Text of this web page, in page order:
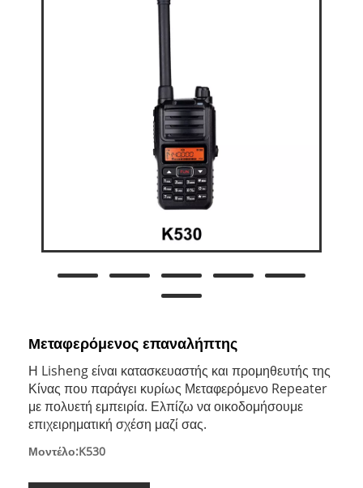
Μεταφερόμενος επαναλήπτης
Η Lisheng είναι κατασκευαστής και προμηθευτής της
Κίνας που παράγει κυρίως Μεταφερόμενο Repeater
με πολυετή εμπειρία. Ελπίζω να οικοδομήσουμε
επιχειρηματική σχέση μαζί σας.
Μοντέλο:K530